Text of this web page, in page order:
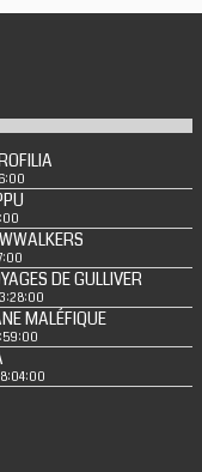
DE GULLIVER
MALÉFIQUE